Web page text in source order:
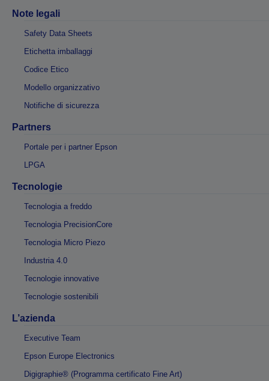
Note legali
Safety Data Sheets
Etichetta imballaggi
Codice Etico
Modello organizzativo
Notifiche di sicurezza
Partners
Portale per i partner Epson
LPGA
Tecnologie
Tecnologia a freddo
Tecnologia PrecisionCore
Tecnologia Micro Piezo
Industria 4.0
Tecnologie innovative
Tecnologie sostenibili
L’azienda
Executive Team
Epson Europe Electronics
Digigraphie® (Programma certificato Fine Art)